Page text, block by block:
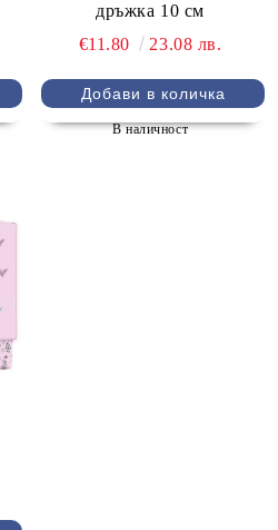
дръжка 10 см
€11.80
23.08 лв.
В наличност